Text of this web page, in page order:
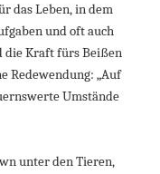
das Leben, in dem
und oft auch
die Kraft fürs Beißen
Redewendung: „Auf
Umstände
unter den Tieren,